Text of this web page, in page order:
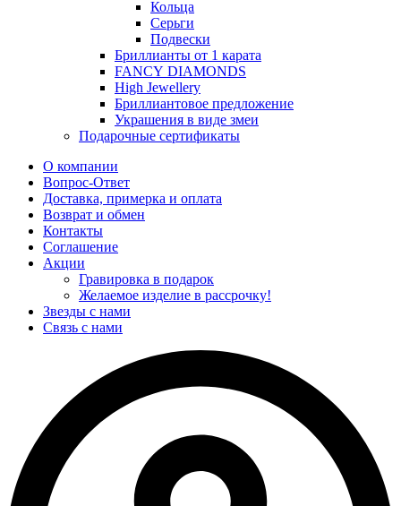
Кольца
Серьги
Подвески
Бриллианты от 1 карата
FANCY DIAMONDS
High Jewellery
Бриллиантовое предложение
Украшения в виде змеи
Подарочные сертификаты
О компании
Вопрос-Ответ
Доставка, примерка и оплата
Возврат и обмен
Контакты
Соглашение
Акции
Гравировка в подарок
Желаемое изделие в рассрочку!
Звезды с нами
Связь с нами